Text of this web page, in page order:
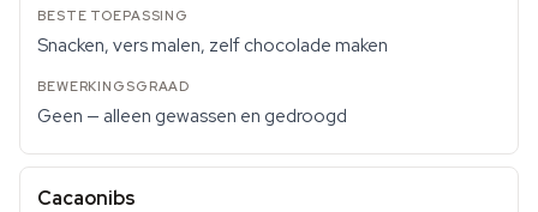
Snacken, vers malen, zelf chocolade maken
Geen — alleen gewassen en gedroogd
Cacaonibs